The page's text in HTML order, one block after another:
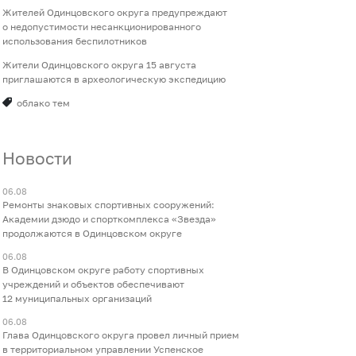
Жителей Одинцовского округа предупреждают
о недопустимости несанкционированного
использования беспилотников
Жители Одинцовского округа 15 августа
приглашаются в археологическую экспедицию
облако тем
Новости
06.08
Ремонты знаковых спортивных сооружений:
Академии дзюдо и спорткомплекса «Звезда»
продолжаются в Одинцовском округе
06.08
В Одинцовском округе работу спортивных
учреждений и объектов обеспечивают
12 муниципальных организаций
06.08
Глава Одинцовского округа провел личный прием
в территориальном управлении Успенское